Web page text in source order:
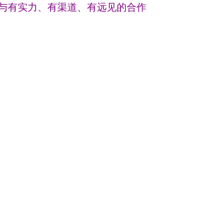
有实力、有渠道、有远见的合作